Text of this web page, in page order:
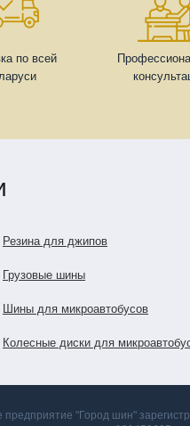
по всей
Резина для джипов
Грузовые шины
Шины для микроавтобусов
Колесные диски для
предприятие "Город шин"